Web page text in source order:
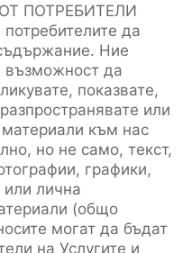
ПОТРЕБИТЕЛИ
да
Ние
да
показвате,
или
към нас
но не само, текст,
графики,
лична
(общо
могат да бъдат
на Услугите и